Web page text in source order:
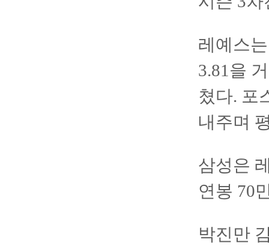
레예스
3.81을
쳤다. 포
내주며
삼성은
연봉 70
박진만